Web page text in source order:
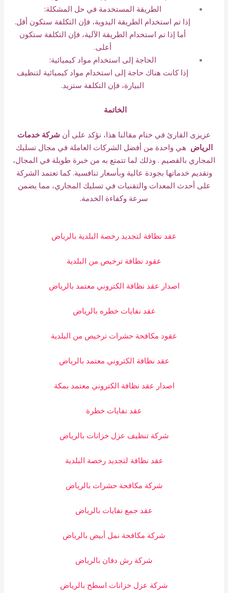
الطريقة المستخدمة في حل المشكلة:
إذا تم استخدام الطريقة اليدوية، فإن التكلفة ستكون أقل.
أما إذا تم استخدام الطريقة الآلية، فإن التكلفة ستكون
أعلى.
الحاجة إلى استخدام مواد كيميائية:
إذا كانت هناك حاجة إلى استخدام مواد كيميائية لتنظيف
البيارة، فإن التكلفة ستزيد.
الخاتمة
عزيزى القارئ في ختام مقالنا هذا، نؤكد على أن شركة خدمات
الرياض هي واحدة من أفضل الشركات العاملة في مجال تسليك
المجاري بالقصيم . وذلك لما تتمتع به من خبرة طويلة في المجال،
وتقديم خدماتها بجودة عالية وبأسعار تنافسية. كما تعتمد الشركة
على أحدث المعدات والتقنيات في تسليك المجاري، مما يضمن
سرعة وكفاءة الخدمة.
عقد نظافة لتجديد رخصة البلدية بالرياض
عقود نظافة ترخيص من البلدية
اصدار عقد نظافة الكتروني معتمد بالرياض
عقد نفايات خطره بالرياض
عقود مكافحة حشرات ترخيص من البلدية
عقد نظافة الكتروني معتمد بالرياض
اصدار عقد نظافة الكتروني معتمد بمكة
عقد نفايات خطرة
شركة تنظيف عزل خزانات بالرياض
عقد نظافة لتجديد رخصة البلدية
شركة مكافحة حشرات بالرياض
عقد جمع نفايات بالرياض
شركة مكافحة نمل أبيض بالرياض
شركة رش دفان بالرياض
شركة عزل خزانات اسطح بالرياض